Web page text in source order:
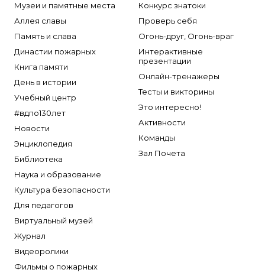
Музеи и памятные места
Аллея славы
Память и слава
Династии пожарных
Книга памяти
День в истории
Учебный центр
#вдпо130лет
Новости
Энциклопедия
Библиотека
Наука и образование
Культура безопасности
Для педагогов
Виртуальный музей
Журнал
Видеоролики
Фильмы о пожарных
Конкурс знатоки
Проверь себя
Огонь-друг, Огонь-враг
Интерактивные
презентации
Онлайн-тренажеры
Тесты и викторины
Это интересно!
Активности
Команды
Зал Почета